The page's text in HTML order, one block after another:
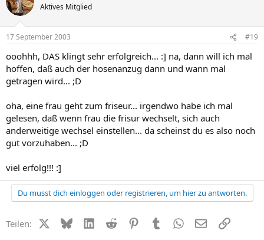
Aktives Mitglied
17 September 2003 #19
ooohhh, DAS klingt sehr erfolgreich... :] na, dann will ich mal
hoffen, daß auch der hosenanzug dann und wann mal
getragen wird... ;D
oha, eine frau geht zum friseur... irgendwo habe ich mal
gelesen, daß wenn frau die frisur wechselt, sich auch
anderweitige wechsel einstellen... da scheinst du es also noch
gut vorzuhaben... ;D
viel erfolg!!! :]
Du musst dich einloggen oder registrieren, um hier zu antworten.
Teilen: X (Twitter)
BlueskyLinkedIn
Reddit PinterestTumblr WhatsApp
E-MailLink